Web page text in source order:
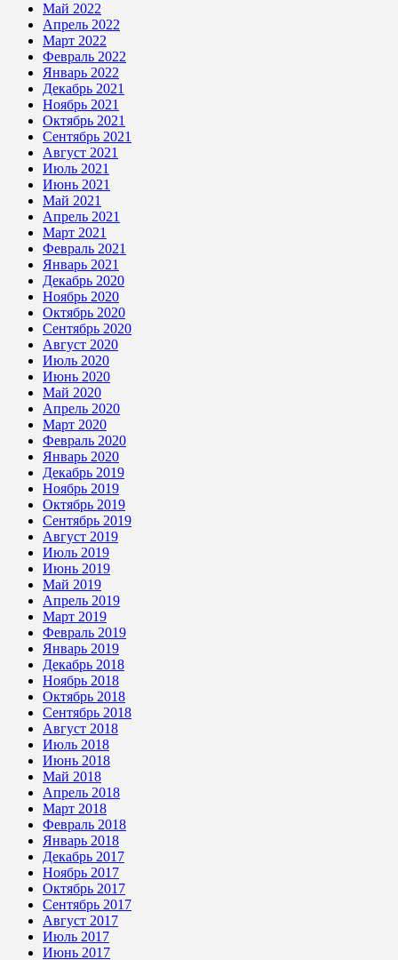
Май 2022
Апрель 2022
Март 2022
Февраль 2022
Январь 2022
Декабрь 2021
Ноябрь 2021
Октябрь 2021
Сентябрь 2021
Август 2021
Июль 2021
Июнь 2021
Май 2021
Апрель 2021
Март 2021
Февраль 2021
Январь 2021
Декабрь 2020
Ноябрь 2020
Октябрь 2020
Сентябрь 2020
Август 2020
Июль 2020
Июнь 2020
Май 2020
Апрель 2020
Март 2020
Февраль 2020
Январь 2020
Декабрь 2019
Ноябрь 2019
Октябрь 2019
Сентябрь 2019
Август 2019
Июль 2019
Июнь 2019
Май 2019
Апрель 2019
Март 2019
Февраль 2019
Январь 2019
Декабрь 2018
Ноябрь 2018
Октябрь 2018
Сентябрь 2018
Август 2018
Июль 2018
Июнь 2018
Май 2018
Апрель 2018
Март 2018
Февраль 2018
Январь 2018
Декабрь 2017
Ноябрь 2017
Октябрь 2017
Сентябрь 2017
Август 2017
Июль 2017
Июнь 2017